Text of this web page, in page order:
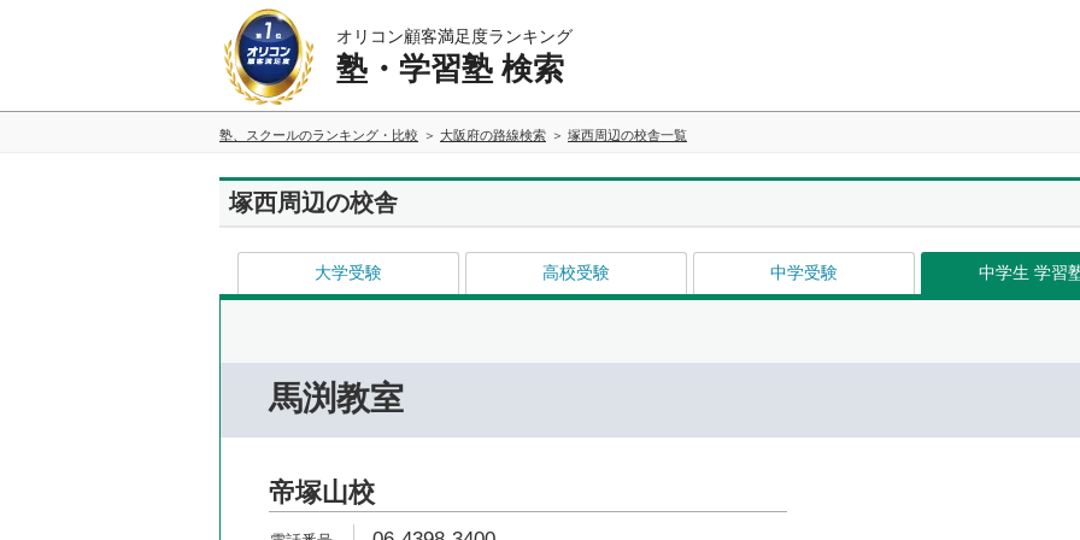
オリコン顧客満足度ランキング
塾・学習塾 検索
塾、スクールのランキング・比較 大阪府の路線検索 塚西周辺の校舎一覧
塚西周辺の校舎
大学受験 高校受験 中学受験 中学生 学習
馬渕教室
帝塚山校